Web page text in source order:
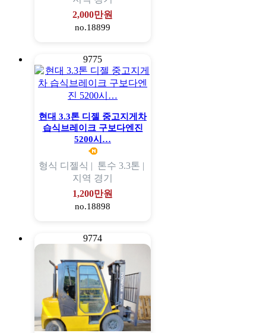
2,000만원
no.18899
9775
현대 3.3톤 디젤 중고지게차
습식브레이크 구보다엔진
5200시…
형식 디젤식 | 톤수 3.3톤 |
지역 경기
1,200만원
no.18898
9774